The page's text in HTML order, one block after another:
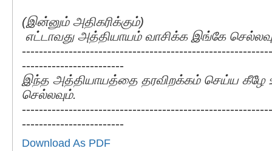
(இன்னும் அதிகரிக்கும்)
எட்டாவது அத்தியாயம் வாசிக்க இங்கே
------------------------
இந்த அத்தியாயத்தை தரவிறக்கம் செய்ய
செல்லவும்.
------------------------
Download As PDF